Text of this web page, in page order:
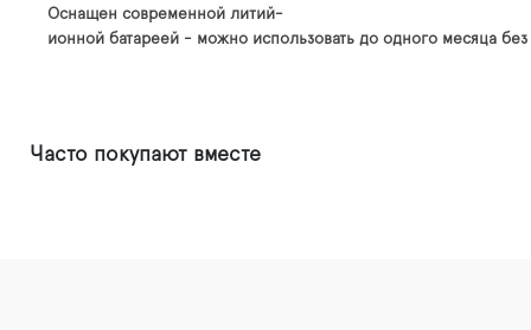
Оснащен современной литий-
ионной батареей - можно использовать до одного месяца без
Часто покупают вместе